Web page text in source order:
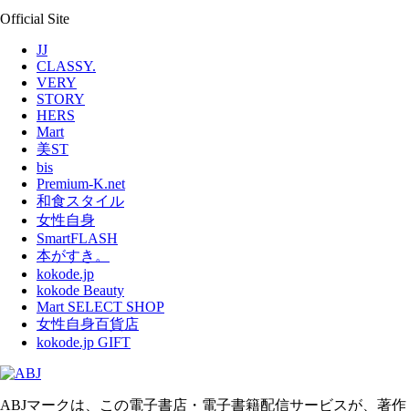
Official Site
JJ
CLASSY.
VERY
STORY
HERS
Mart
美ST
bis
Premium-K.net
和食スタイル
女性自身
SmartFLASH
本がすき。
kokode.jp
kokode Beauty
Mart SELECT SHOP
女性自身百貨店
kokode.jp GIFT
ABJマークは、この電子書店・電子書籍配信サービスが、著作